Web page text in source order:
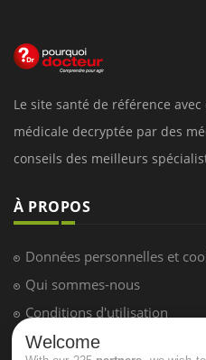
Le site santé de référence
médicale decryptée par des
conseils des meilleurs
À PROPOS
Données personnelles et
Qui sommes-nous
Conditions d'utilisation
Plan du site
Welcome